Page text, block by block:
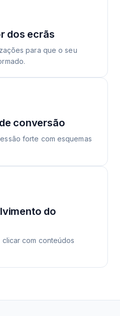
dos ecrãs
para que o seu
conversão
forte com esquemas
do
clicar com conteúdos